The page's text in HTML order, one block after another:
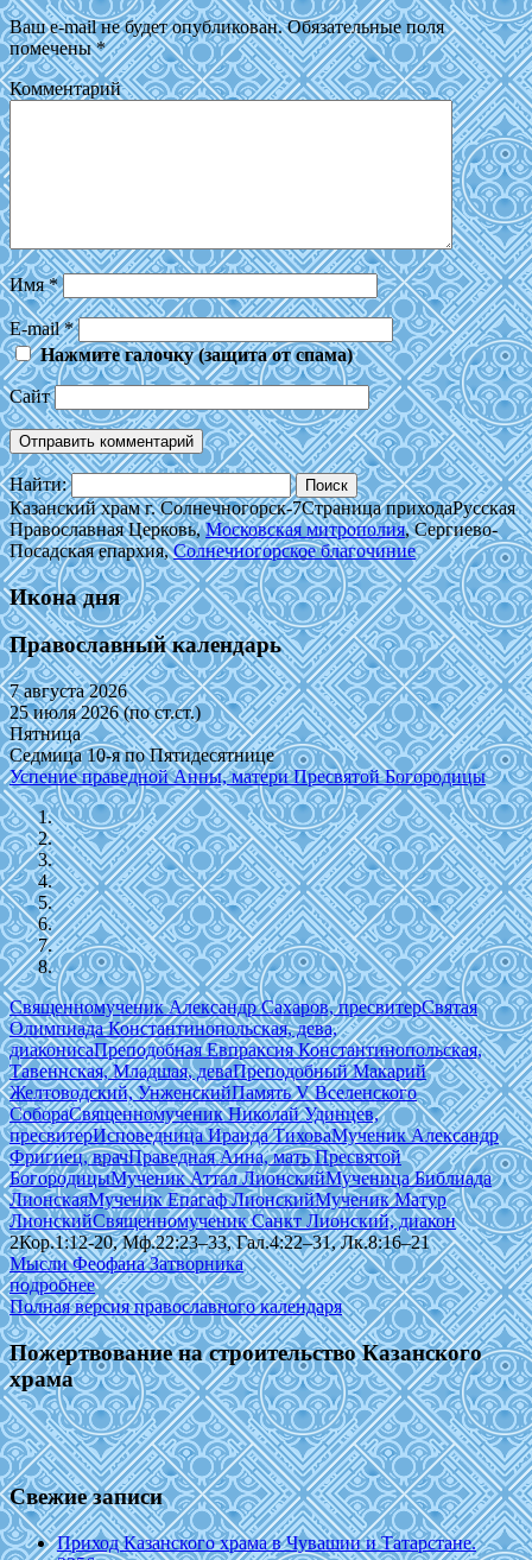
Ваш e-mail не будет опубликован.Обязательные поля
помечены*
Комментарий
Имя*
E-mail*
Нажмите галочку (защита от спама)
Сайт
Найти:
Казанский храм г. Солнечногорск-7Страница приходаРусская
Православная Церковь,Московская митрополия, Сергиево-
Посадская епархия,Солнечногорское благочиние
Икона дня
Православный календарь
7 августа 2026
25 июля 2026 (по ст.ст.)
Пятница
Седмица 10-я по Пятидесятнице
Успение праведной Анны, матери Пресвятой Богородицы
Священномученик Александр Сахаров, пресвитерСвятая
Олимпиада Константинопольская, дева,
диаконисаПреподобная Евпраксия Константинопольская,
Тавеннская, Младшая, деваПреподобный Макарий
Желтоводский, УнженскийПамять V Вселенского
СобораСвященномученик Николай Удинцев,
пресвитерИсповедница Ираида ТиховаМученик Александр
Фригиец, врачПраведная Анна, мать Пресвятой
БогородицыМученик Аттал ЛионскийМученица Библиада
ЛионскаяМученик Епагаф ЛионскийМученик Матур
ЛионскийСвященномученик Санкт Лионский, диакон
2Кор.1:12-20, Мф.22:23–33, Гал.4:22–31, Лк.8:16–21
Мысли Феофана Затворника
подробнее
Полная версия православного календаря
Пожертвование на строительство Казанского
храма
Свежие записи
Приход Казанского храма в Чувашии и Татарстане.